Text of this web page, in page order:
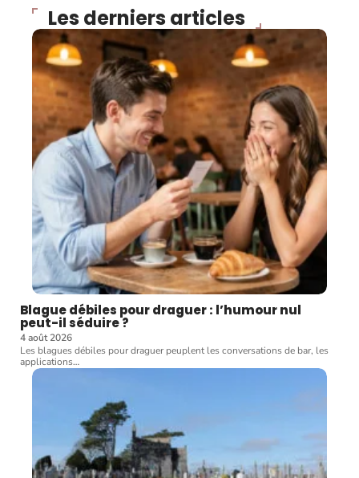
Les derniers articles
Blague débiles pour draguer : l’humour nul
peut-il séduire ?
4 août 2026
Les blagues débiles pour draguer peuplent les conversations de bar, les
applications…